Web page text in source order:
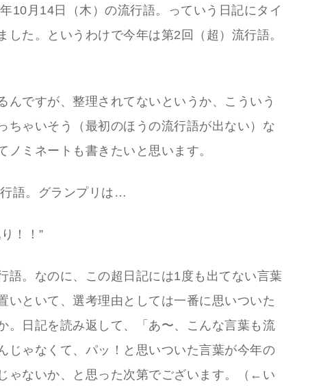
10月14日（木）の流行語。っていう日記にタイ
した。というわけで今年は第2回（超）流行語。
んですが、整理されてないというか、こういう
ちゃいそう（最初のほうの流行語が出ない）な
ノミネートも書きたいと思います。
語。グランプリは…
！！”
語。なのに、この超日記には1度も出てない言葉
いといて、選考理由としては一番に思いついた
。日記を読み返して、「あ〜、こんな言葉も流
じゃなくて、パッ！と思いついた言葉が今年の
ゃないか、と思った次第でございます。（←い